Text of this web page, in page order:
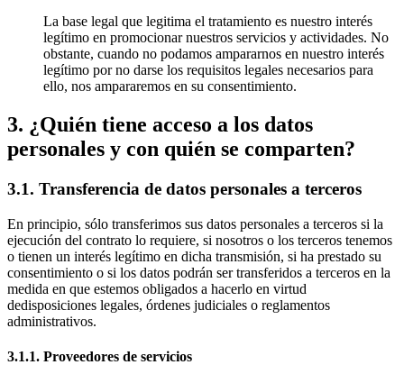
La base legal que legitima el tratamiento es nuestro interés
legítimo en promocionar nuestros servicios y actividades. No
obstante, cuando no podamos ampararnos en nuestro interés
legítimo por no darse los requisitos legales necesarios para
ello, nos ampararemos en su consentimiento.
3. ¿Quién tiene acceso a los datos
personales y con quién se comparten?
3.1. Transferencia de datos personales a terceros
En principio, sólo transferimos sus datos personales a terceros si la
ejecución del contrato lo requiere, si nosotros o los terceros tenemos
o tienen un interés legítimo en dicha transmisión, si ha prestado su
consentimiento o si los datos podrán ser transferidos a terceros en la
medida en que estemos obligados a hacerlo en virtud
dedisposiciones legales, órdenes judiciales o reglamentos
administrativos.
3.1.1. Proveedores de servicios